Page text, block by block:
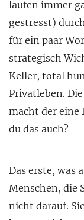
laufen immer
gestresst)
für ein paar
strategisch
Keller, total
Privatleben.
macht der eine
du das auch?
Das erste, was
Menschen, die
nicht darauf.